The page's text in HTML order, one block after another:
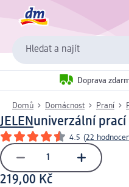
Hledat a najít
Doprava
Domů Domácnost Praní
JELENuniverzální prací
4.5 (22
219,00 Kč